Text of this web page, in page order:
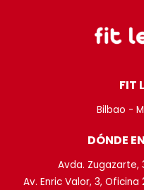
FIT
Bilbao -
DÓNDE
Avda. Zugazarte,
Av. Enric Valor, 3,